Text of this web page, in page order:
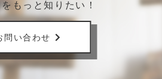
もっと知りたい！
問い合わせ